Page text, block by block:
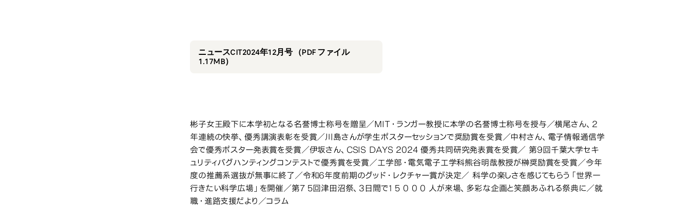
2024年12月号
ニュースCIT2024年12月号 （PDF ファイル
1.17MB）
彬子女王殿下に本学初となる名誉博士称号を贈呈／MIT・ランガー教授に本学の名誉博士称号を授与／横尾さん、2
年連続の快挙、優秀講演表彰を受賞／川島さんが学生ポスターセッションで奨励賞を受賞／中村さん、電子情報通信学
会で優秀ポスター発表賞を受賞／伊坂さん、CSIS DAYS 2024 優秀共同研究発表賞を受賞／ 第9回千葉大学セキ
ュリティバグハンティングコンテストで優秀賞を受賞／工学部・電気電子工学科熊谷明哉教授が榊奨励賞を受賞／今年
度の推薦系選抜が無事に終了／令和6年度前期のグッド・レクチャー賞が決定／ 科学の楽しさを感じてもらう「世界一
行きたい科学広場」を開催／第7 5回津田沼祭、3日間で1 5 0 0 0 人が来場、多彩な企画と笑顔あふれる祭典に／就
職・進路支援だより／コラム